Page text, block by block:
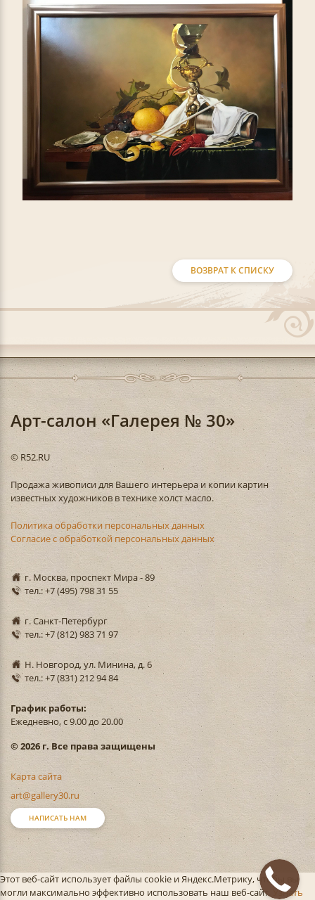
ВОЗВРАТ К СПИСКУ
Арт-салон «Галерея № 30»
© R52.RU
Продажа живописи для Вашего интерьера и копии картин
известных художников в технике холст масло.
Политика обработки персональных данных
Согласие с обработкой персональных данных
г. Москва, проспект Мира - 89
тел.: +7 (495) 798 31 55
г. Санкт-Петербург
тел.: +7 (812) 983 71 97
Н. Новгород, ул. Минина, д. 6
тел.: +7 (831) 212 94 84
График работы:
Ежедневно, с 9.00 до 20.00
© 2026 г. Все права защищены
Карта сайта
art@gallery30.ru
НАПИСАТЬ НАМ
Этот веб-сайт использует файлы cookie и Яндекс.Метрику, чтобы вы
могли максимально эффективно использовать наш веб-сайт.
Узнать